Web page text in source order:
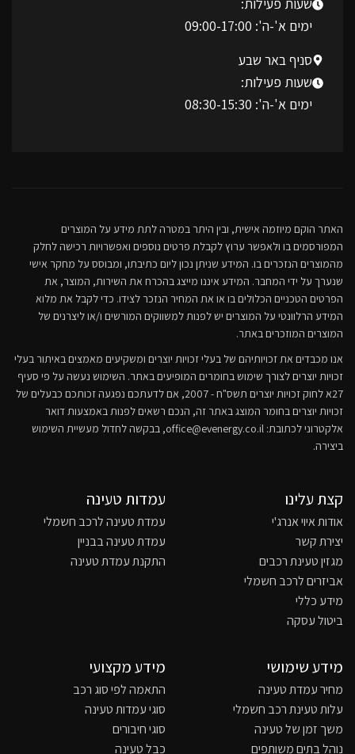
ימים א'-ה': 09:00-17:00
סניף באר שבע
שעות פעילות:
ימים א'-ה': 08:30-15:30
האתר הוקם מיוזמה אישית, ובין היתר במטרה לתת מידע על המוצרים
המפורסמים בו ולאפשר ערוץ לקבלת פרטים נוספים ואפשרויות רכישה לחלק
מהמוצרים הנזכרים בו. המידע שניתן נכון ליום כתיבתו, ומבוסס על מחקר אישי
שנערך על ידי המחבר. המידע איננו מייצג בהכרח את השירות, המוצר, את
הפרטים הטכניים הכלולים בו או את המחיר הנזכר לצידו. כדי לקבל את מלוא
המידע הרלוונטי על המוצרים יש לפנות למשווקים המורשים ו/או ליצרנים של
המוצרים המוזכרים באתר.
אנו מכבדים את זכויותיהם של בעלי זכויות יוצרים ומשקיעים מאמצים באיתור בעלי
זכויות יוצרים לצורך שימוש בחומרים המופיעים באתר. השימוש נעשה על פי סעיף
27א לחוק זכויות יוצרים תשס"ח - 2007, אם לדעתכם נפגעה זכותכם כבעלים של
זכויות יוצרים בחומר המוצג באתר זה, הנכם רשאים לפנות באמצעות דואר
אלקטרוני לכתובת: office@evenergy.co.il, בבקשה לחדול מעשיית השימוש
ביצירה.
קצת עלינו
אודות איוי אנרג'י
יצירת קשר
מגזין טעינת רכבים
אביזרים לרכב חשמלי
מידע כללי
ביטול עסקה
עמדות טעינה
עמדת טעינה לרכב חשמלי
עמדת טעינה בבניין
התקנת עמדת טעינה
מידע שימושי
מחיר עמדת טעינה
עלות טעינת רכב חשמלי
משך זמן של טעינה
נוהל בתים משותפים
מידע מקצועי
התאמה לפי סוג רכב
סוגי עמדות טעינה
סוגי חיבורים
כבל טעינה